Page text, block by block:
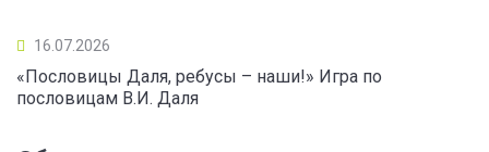
16.07.2026
«Пословицы Даля, ребусы – наши!» Игра по
пословицам В.И. Даля